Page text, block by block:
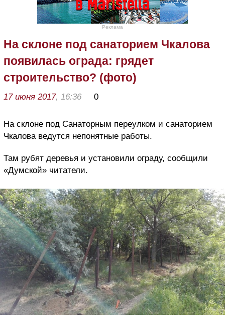
Реклама
На склоне под санаторием Чкалова
появилась ограда: грядет
строительство? (фото)
17 июня 2017, 16:36 0
На склоне под Санаторным переулком и санаторием
Чкалова ведутся непонятные работы.
Там рубят деревья и установили ограду, сообщили
«Думской» читатели.